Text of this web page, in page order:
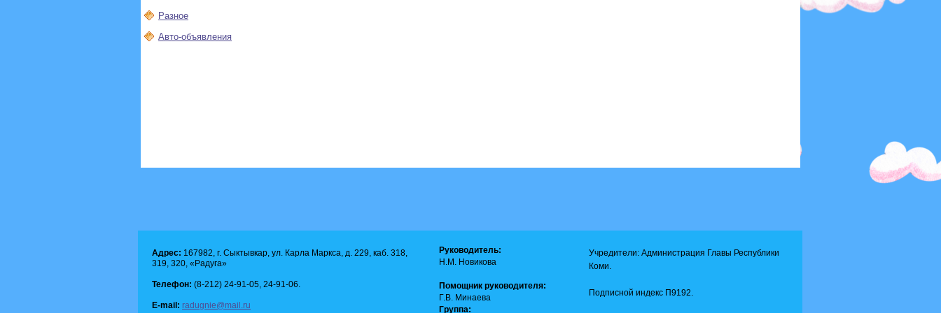
Разное
Авто-объявления
Адрес: 167982, г. Сыктывкар, ул. Карла Маркса, д. 229, каб. 318,
319, 320, «Радуга»
Телефон: (8-212) 24-91-05, 24-91-06.
E-mail: radugnie@mail.ru
Руководитель:
Н.М. Новикова
Помощник руководителя:
Г.В. Минаева
Группа:
Учредители: Администрация Главы Республики
Коми.
Подписной индекс П9192.